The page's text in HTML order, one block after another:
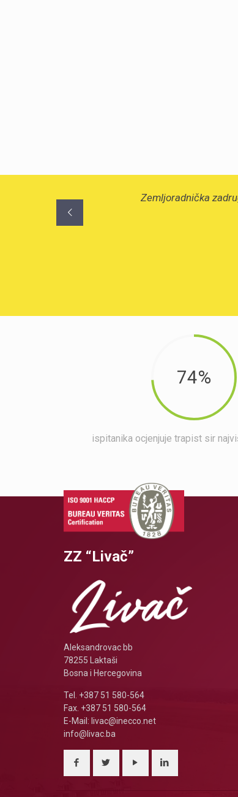
Zemljoradnička
74%
ispitanika ocjenjuje trapist sir
ZZ “Livač”
Aleksandrovac bb
78255 Laktaši
Bosna i Hercegovina
Tel. +387 51 580-564
Fax. +387 51 580-564
E-Mail: livac@inecco.net
info@livac.ba